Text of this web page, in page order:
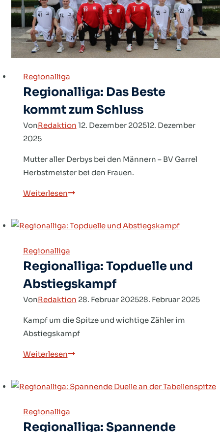
Regionalliga
Regionalliga: Das Beste
kommt zum Schluss
VonRedaktion 12. Dezember 202512. Dezember
2025
Mutter aller Derbys bei den Männern – BV Garrel
Herbstmeister bei den Frauen.
WeiterlesenRegionalliga:
kommt
Schluss
Regionalliga
Regionalliga: Topduelle und
Abstiegskampf
VonRedaktion 28. Februar 202528. Februar 2025
Kampf um die Spitze und wichtige Zähler im
Abstiegskampf
WeiterlesenRegionalliga:
Abstiegskampf
Regionalliga
Regionalliga: Spannende